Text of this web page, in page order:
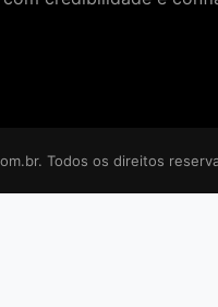
Todos os direitos